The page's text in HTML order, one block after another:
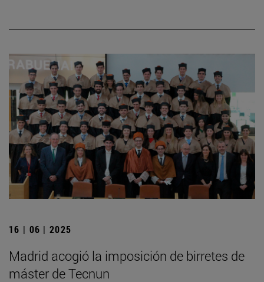
16 | 06 | 2025
Madrid acogió la imposición de birretes de
máster de Tecnun